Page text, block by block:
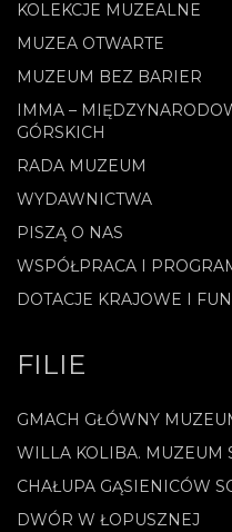
KOLEKCJE MUZEALNE
MUZEA OTWARTE
MUZEUM BEZ BARIER
IMMA –
GÓRSKICH
RADA MUZEUM
WYDAWNICTWA
PISZĄ O NAS
WSPÓŁPRACA I
DOTACJE KRAJOWE I
FILIE
GMACH GŁÓWNY
WILLA KOLIBA. MUZEUM
CHAŁUPA GĄSIENICÓW
DWÓR W ŁOPUSZNEJ